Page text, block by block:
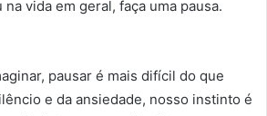
vida em geral, faça uma pausa.
pausar é mais difícil do que
e da ansiedade, nosso instinto é